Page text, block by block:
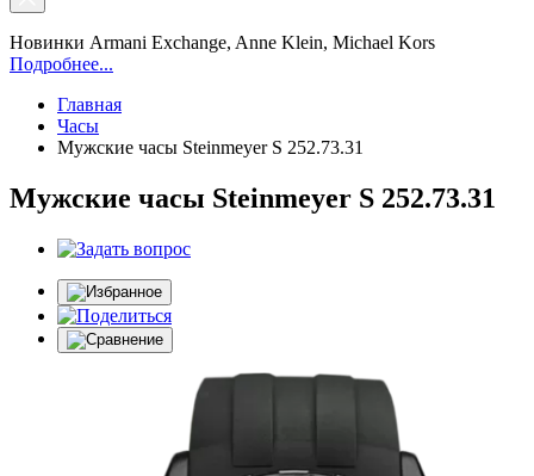
Новинки Armani Exchange, Anne Klein, Michael Kors
Подробнее...
Главная
Часы
Мужские часы Steinmeyer S 252.73.31
Мужские часы Steinmeyer S 252.73.31